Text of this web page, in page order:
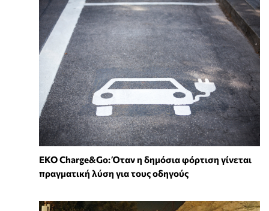
EKO Charge&Go: Όταν η δημόσια φόρτιση γίνεται
πραγματική λύση για τους οδηγούς